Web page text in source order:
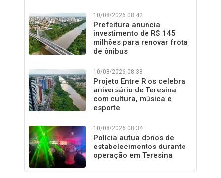
10/08/2026 08:42
Prefeitura anuncia
investimento de R$ 145
milhões para renovar frota
de ônibus
10/08/2026 08:38
Projeto Entre Rios celebra
aniversário de Teresina
com cultura, música e
esporte
10/08/2026 08:34
Polícia autua donos de
estabelecimentos durante
operação em Teresina